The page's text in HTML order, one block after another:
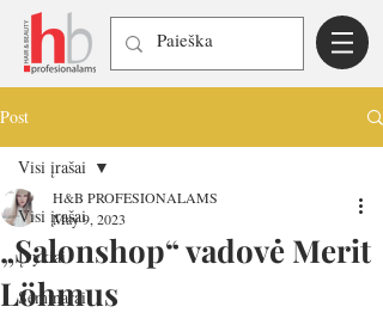
Post
Visi įrašai
Įvykiai
Seminarai
Visi įrašai
„Salonshop“ vadovė Merit
Löhmus
H&B PROFESIONALAMS
May 9, 2023